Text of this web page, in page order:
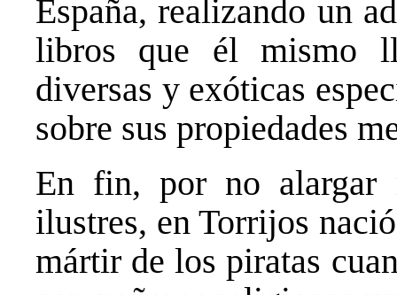
España, realizando un
libros que él mismo
diversas y exóticas
sobre sus propiedades
En fin, por no alargar
ilustres, en Torrijos
mártir de los piratas